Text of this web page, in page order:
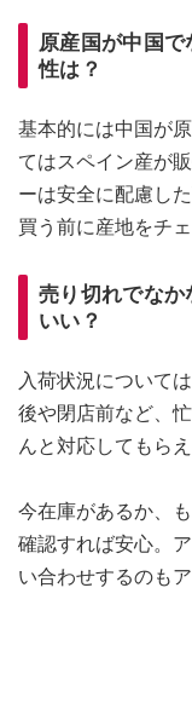
原産国が中国
性は？
基本的には中国が
てはスペイン産が
ーは安全に配慮し
買う前に産地をチ
売り切れでな
いい？
入荷状況について
後や閉店前など、
んと対応してもらえ
今在庫があるか、
確認すれば安心。
い合わせするのもア